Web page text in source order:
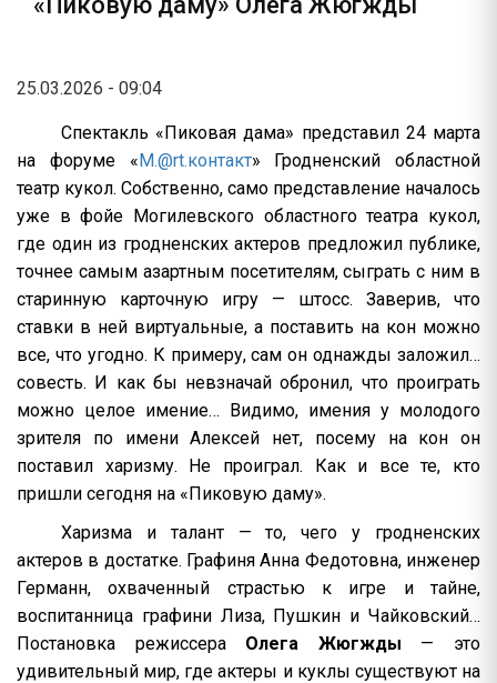
25.03.2026 - 09:04
Спектакль «Пиковая дама» представил 24 марта
на форуме «M.@rt.контакт» Гродненский областной
театр кукол. Собственно, само представление началось
уже в фойе Могилевского областного театра кукол,
где один из гродненских актеров предложил публике,
точнее самым азартным посетителям, сыграть с ним в
старинную карточную игру — штосс. Заверив, что
ставки в ней виртуальные, а поставить на кон можно
все, что угодно. К примеру, сам он однажды заложил…
совесть. И как бы невзначай обронил, что проиграть
можно целое имение… Видимо, имения у молодого
зрителя по имени Алексей нет, посему на кон он
поставил харизму. Не проиграл. Как и все те, кто
пришли сегодня на «Пиковую даму».
Харизма и талант — то, чего у гродненских
актеров в достатке. Графиня Анна Федотовна, инженер
Германн, охваченный страстью к игре и тайне,
воспитанница графини Лиза, Пушкин и Чайковский…
Постановка режиссера Олега Жюгжды — это
удивительный мир, где актеры и куклы существуют на